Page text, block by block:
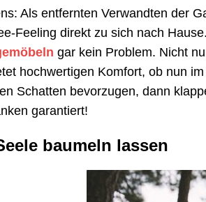
Als entfernten Verwandten der
Feeling direkt zu sich nach
gar kein Problem. Nicht
hochwertigen Komfort, ob nun
Schatten bevorzugen, dann
garantiert!
baumeln lassen